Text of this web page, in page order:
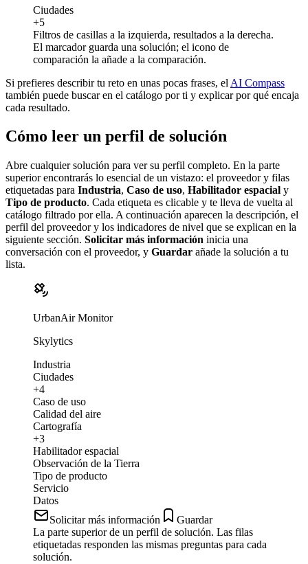
Ciudades
+5
Filtros de casillas a la izquierda, resultados a la derecha.
El marcador guarda una solución; el icono de
comparación la añade a la comparación.
Si prefieres describir tu reto en unas pocas frases, el AI Compass
también puede buscar en el catálogo por ti y explicar por qué encaja
cada resultado.
Cómo leer un perfil de solución
Abre cualquier solución para ver su perfil completo. En la parte
superior encontrarás lo esencial de un vistazo: el proveedor y filas
etiquetadas para Industria, Caso de uso, Habilitador espacial y
Tipo de producto. Cada etiqueta es clicable y te lleva de vuelta al
catálogo filtrado por ella. A continuación aparecen la descripción, el
perfil del proveedor y los indicadores de nivel que se explican en la
siguiente sección. Solicitar más información inicia una
conversación con el proveedor, y Guardar añade la solución a tu
lista.
UrbanAir Monitor
Skylytics
Industria
Ciudades
+4
Caso de uso
Calidad del aire
Cartografía
+3
Habilitador espacial
Observación de la Tierra
Tipo de producto
Servicio
Datos
Solicitar más información
Guardar
La parte superior de un perfil de solución. Las filas
etiquetadas responden las mismas preguntas para cada
solución.